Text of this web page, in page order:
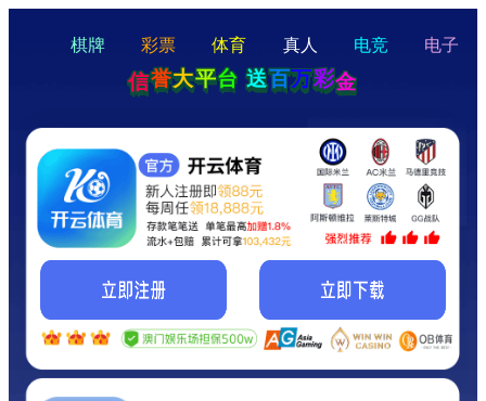
hello